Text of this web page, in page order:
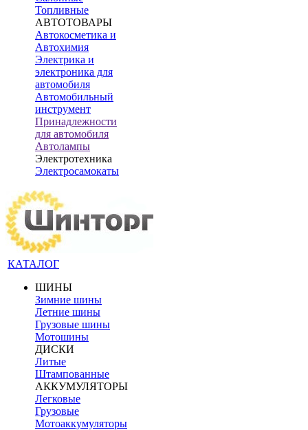
Топливные
АВТОТОВАРЫ
Автокосметика и
Автохимия
Электрика и
электроника для
автомобиля
Автомобильный
инструмент
Принадлежности
для автомобиля
Автолампы
Электротехника
Электросамокаты
КАТАЛОГ
ШИНЫ
Зимние шины
Летние шины
Грузовые шины
Мотошины
ДИСКИ
Литые
Штампованные
АККУМУЛЯТОРЫ
Легковые
Грузовые
Мотоаккумуляторы